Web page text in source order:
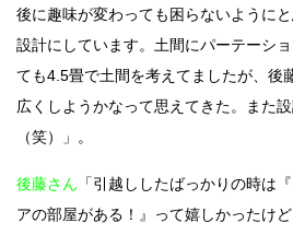
後に趣味が変わっても困らないように
設計にしています。土間にパーテーシ
ても4.5畳で土間を考えてましたが、後
広くしようかなって思えてきた。また
（笑）」。
後藤さん 「引越ししたばっかりの時は
アの部屋がある！』って嬉しかったけ